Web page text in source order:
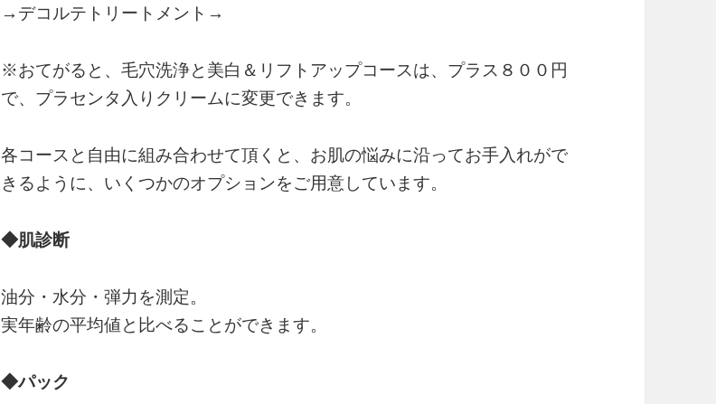
→デコルテトリートメント→
※おてがると、毛穴洗浄と美白＆リフトアップコースは、プラス８００円
で、プラセンタ入りクリームに変更できます。
各コースと自由に組み合わせて頂くと、お肌の悩みに沿ってお手入れがで
きるように、いくつかのオプションをご用意しています。
◆肌診断
油分・水分・弾力を測定。
実年齢の平均値と比べることができます。
◆パック